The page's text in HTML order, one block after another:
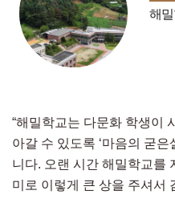
해
“해밀학교는 다문화 학생이
아갈 수 있도록 ‘마음의 굳
니다. 오랜 시간 해밀학교를
미로 이렇게 큰 상을 주셔서